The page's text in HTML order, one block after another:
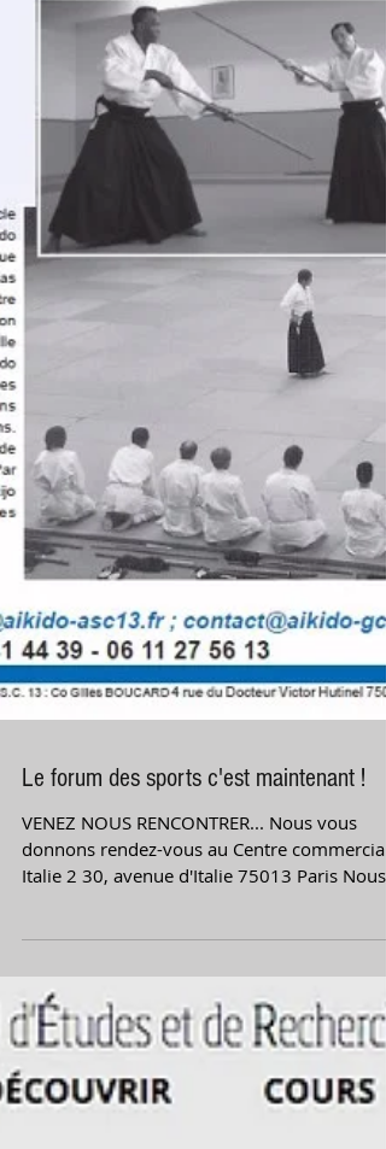
Le forum des sports c'est maintenant !
VENEZ NOUS RENCONTRER... Nous vous